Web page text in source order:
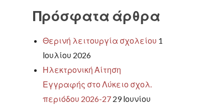
Πρόσφατα άρθρα
Θερινή λειτουργία σχολείου 1
Ιουλίου 2026
Ηλεκτρονική Αίτηση
Εγγραφής στο Λύκειο σχολ.
περιόδου 2026-27 29 Ιουνίου